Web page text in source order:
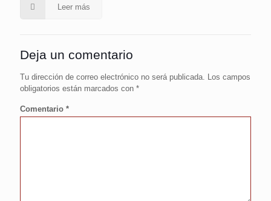
Leer más
Deja un comentario
Tu dirección de correo electrónico no será publicada. Los campos
obligatorios están marcados con *
Comentario *